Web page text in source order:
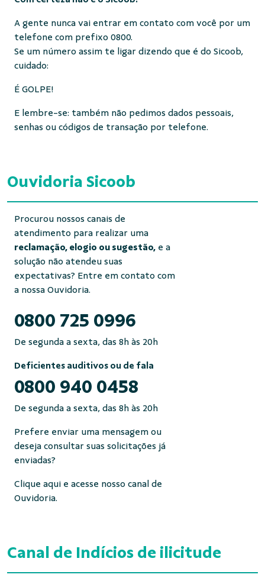
A gente nunca vai entrar em contato com você por um
telefone com prefixo 0800.
Se um número assim te ligar dizendo que é do Sicoob,
cuidado:
É GOLPE!
E lembre-se: também não pedimos dados pessoais,
senhas ou códigos de transação por telefone.
Ouvidoria Sicoob
Procurou nossos canais de
atendimento para realizar uma
reclamação, elogio ou sugestão, e a
solução não atendeu suas
expectativas? Entre em contato com
a nossa Ouvidoria.
0800 725 0996
De segunda a sexta, das 8h às 20h
Deficientes auditivos ou de fala
0800 940 0458
De segunda a sexta, das 8h às 20h
Prefere enviar uma mensagem ou
deseja consultar suas solicitações já
enviadas?
Clique aqui e acesse nosso canal de
Ouvidoria.
Canal de Indícios de ilicitude